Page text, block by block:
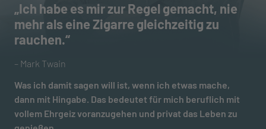
„Ich habe es mir zur Regel gemacht, nie
mehr als eine Zigarre gleichzeitig zu
rauchen.“
– Mark Twain
Was ich damit sagen will ist, wenn ich etwas mache,
dann mit Hingabe. Das bedeutet für mich beruflich mit
vollem Ehrgeiz voranzugehen und privat das Leben zu